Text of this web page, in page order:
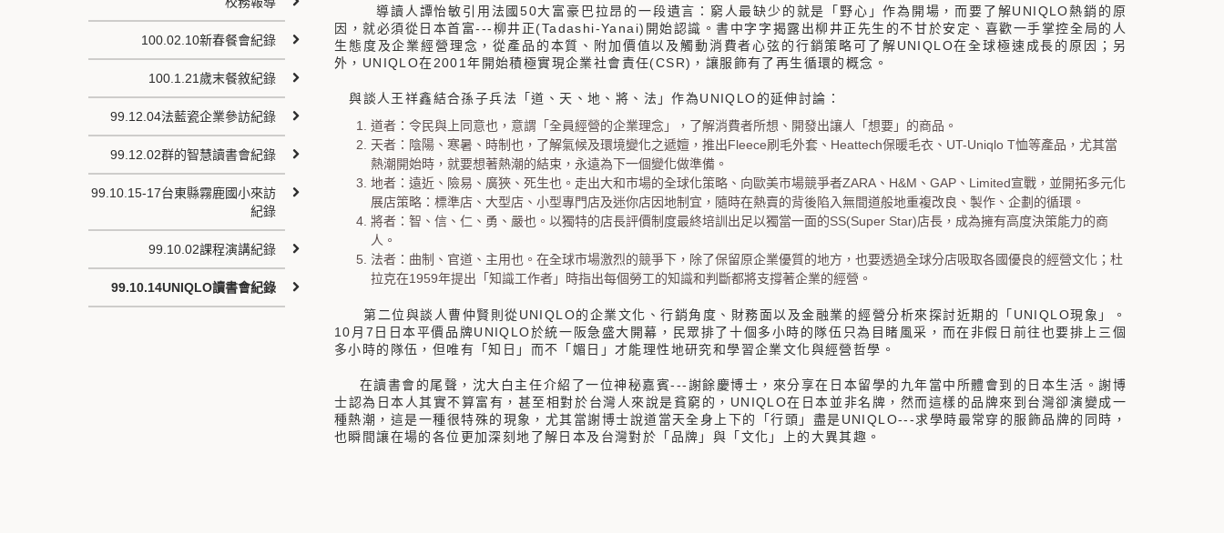
導讀人譚怡敏引用法國50大富豪巴拉昂的一段遺言：窮人最缺少的就是「野心」作為開場，而要了解UNIQLO熱銷的原
因，就必須從日本首富--- 柳井正 (Tadashi-Yanai) 開始認識。書中字字揭露出柳井正先生的不甘於安定、喜歡一手掌控全局的人
生態度及企業經營理念，從產品的本質、附加價值以及觸動消費者心弦的行銷策略可了解 UNIQLO在全球極速成長的原因；另
外， UNIQLO在 2001年開始積極實現企業社會責任(CSR) ，讓服飾有了再生循環的概念。
與談人王祥鑫結合孫子兵法「道、天、地、將、法」作為 UNIQLO 的延伸討論：
道者：令民與上同意也，意謂「全員經營的企業理念」，了解消費者所想、開發出讓人「想要」的商品。
天者：陰陽、寒暑、時制也，了解氣候及環境變化之遞嬗，推出Fleece刷毛外套、 Heattech保暖毛衣、 UT-Uniqlo T恤等產品，尤其當
熱潮開始時，就要想著熱潮的結束，永遠為下一個變化做準備。
地者：遠近、險易、廣狹、死生也。走出大和市場的全球化策略、向歐美市場競爭者ZARA 、 H&M 、 GAP 、 Limited宣戰，並開拓多元化
展店策略：標準店、大型店、小型專門店及迷你店因地制宜，隨時在熱賣的背後陷入無間道般地重複改良、製作、企劃的循環。
將者：智、信、仁、勇、嚴也。以獨特的店長評價制度最終培訓出足以獨當一面的SS(Super Star)店長，成為擁有高度決策能力的商
人。
法者：曲制、官道、主用也。在全球市場激烈的競爭下，除了保留原企業優質的地方，也要透過全球分店吸取各國優良的經營文化；杜
拉克在1959年提出「知識工作者」時指出每個勞工的知識和判斷都將支撐著企業的經營。
第二位與談人曹仲賢則從 UNIQLO的企業文化、行銷角度、財務面以及金融業的經營分析來探討近期的「 UNIQLO現象」。
10 月 7 日日本平價品牌UNIQLO於統一阪急盛大開幕，民眾排了十個多小時的隊伍只為目睹風采，而在非假日前往也要排上三個
多小時的隊伍，但唯有「知日」而不「媚日」才能理性地研究和學習企業文化與經營哲學。
在讀書會的尾聲，沈大白主任介紹了一位神秘嘉賓--- 謝餘慶博士，來分享在日本留學的九年當中所體會到的日本生活。謝博
士認為日本人其實不算富有，甚至相對於台灣人來說是貧窮的， UNIQLO在日本並非名牌，然而這樣的品牌來到台灣卻演變成一
種熱潮，這是一種很特殊的現象，尤其當謝博士說道當天全身上下的「行頭」盡是 UNIQLO---求學時最常穿的服飾品牌的同時，
也瞬間讓在場的各位更加深刻地了解日本及台灣對於「品牌」與「文化」上的大異其趣。
100.02.10新春餐會紀錄
100.1.21歲末餐敘紀錄
99.12.04法藍瓷企業參訪紀錄
99.12.02群的智慧讀書會紀錄
99.10.15-17台東縣霧鹿國小來訪
紀錄
99.10.02課程演講紀錄
99.10.14UNIQLO讀書會紀錄